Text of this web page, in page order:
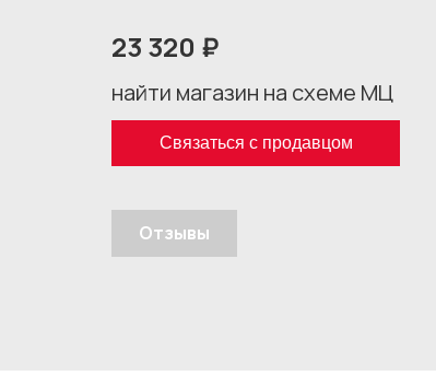
23 320 ₽
найти магазин на схеме МЦ
Связаться с продавцом
Отзывы